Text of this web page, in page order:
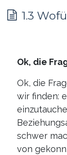
Ok, die
Ok, die
wir finden:
schwer
von